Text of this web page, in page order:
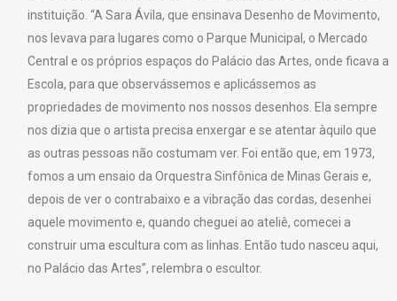
instituição. “A Sara Ávila, que ensinava Desenho de Movimento,
nos levava para lugares como o Parque Municipal, o Mercado
Central e os próprios espaços do Palácio das Artes, onde ficava a
Escola, para que observássemos e aplicássemos as
propriedades de movimento nos nossos desenhos. Ela sempre
nos dizia que o artista precisa enxergar e se atentar àquilo que
as outras pessoas não costumam ver. Foi então que, em 1973,
fomos a um ensaio da Orquestra Sinfônica de Minas Gerais e,
depois de ver o contrabaixo e a vibração das cordas, desenhei
aquele movimento e, quando cheguei ao ateliê, comecei a
construir uma escultura com as linhas. Então tudo nasceu aqui,
no Palácio das Artes”, relembra o escultor.